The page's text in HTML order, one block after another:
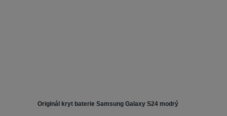
Originál kryt baterie Samsung Galaxy S24 modrý